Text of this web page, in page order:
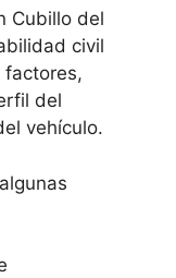
Cubillo del
civil
factores,
del
vehículo.